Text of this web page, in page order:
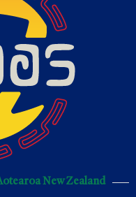
New Zealand